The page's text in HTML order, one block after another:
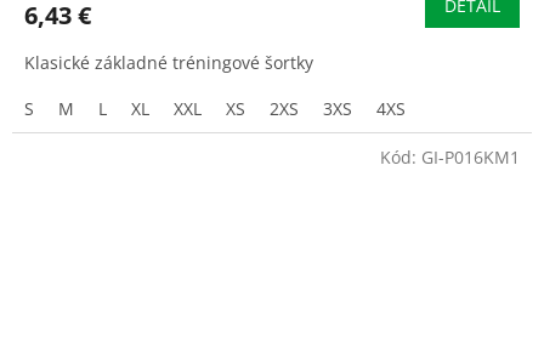
6,43 € DETAIL
Klasické základné tréningové šortky
S
M L XL XXL XS 2XS 3XS 4XS
Kód: GI-P016KM1